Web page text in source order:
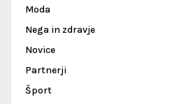
Moda
Nega in zdravje
Novice
Partnerji
Šport